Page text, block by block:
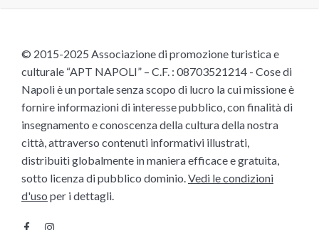
© 2015-2025 Associazione di promozione turistica e
culturale “APT NAPOLI” – C.F. : 08703521214 - Cose di
Napoli è un portale senza scopo di lucro la cui missione è
fornire informazioni di interesse pubblico, con finalità di
insegnamento e conoscenza della cultura della nostra
città, attraverso contenuti informativi illustrati,
distribuiti globalmente in maniera efficace e gratuita,
sotto licenza di pubblico dominio.Vedi le condizioni
d'uso per i dettagli.